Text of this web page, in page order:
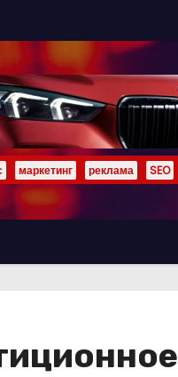
маркетинг реклама SEO